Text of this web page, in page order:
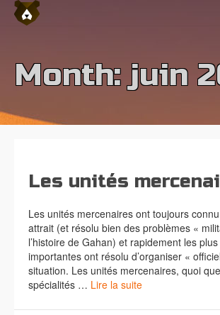
Month: juin
Les unités
Les unités mercenaires ont toujours
attrait (et résolu bien des problèmes «
l’histoire de Gahan) et rapidement les
importantes ont résolu d’organiser «
situation. Les unités mercenaires, quoi
spécialités … Lire la suite